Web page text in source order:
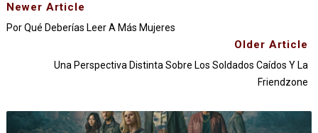
Newer Article
Por Qué Deberías Leer A Más Mujeres
Older Article
Una Perspectiva Distinta Sobre Los Soldados Caídos Y La
Friendzone